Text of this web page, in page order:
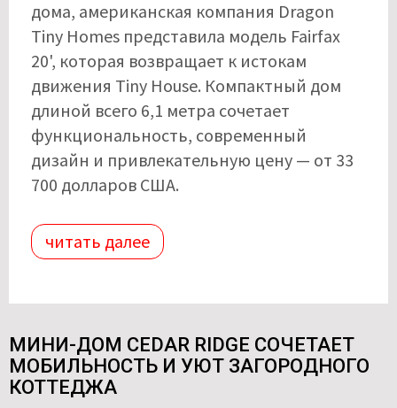
дома, американская компания Dragon
Tiny Homes представила модель Fairfax
20', которая возвращает к истокам
движения Tiny House. Компактный дом
длиной всего 6,1 метра сочетает
функциональность, современный
дизайн и привлекательную цену — от 33
700 долларов США.
читать далее
МИНИ-ДОМ CEDAR RIDGE СОЧЕТАЕТ
МОБИЛЬНОСТЬ И УЮТ ЗАГОРОДНОГО
КОТТЕДЖА